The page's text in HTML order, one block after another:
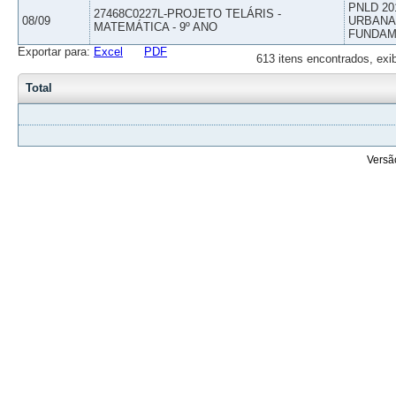
08/09
27468C0227L-PROJETO TELÁRIS -
MATEMÁTICA - 9º ANO
PNLD
613 itens encontrados,
Exportar para: Excel PDF
Total